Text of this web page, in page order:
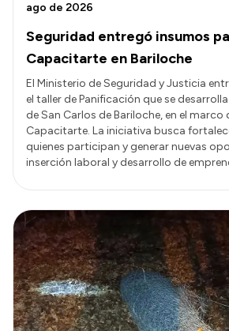
Presupuesto
Boletín Oficial
Compras y licitaciones
Consulta de expedientes
Consulta de pago a proveedores
Intranet
Login
Seguridad entregó insumos
Capacitarte en Bariloche
ago de 2026
El Ministerio de Seguridad y Justicia
el taller de Panificación que se
de San Carlos de Bariloche, en el
Capacitarte. La iniciativa busca
quienes participan y generar nuevas
inserción laboral y desarrollo de